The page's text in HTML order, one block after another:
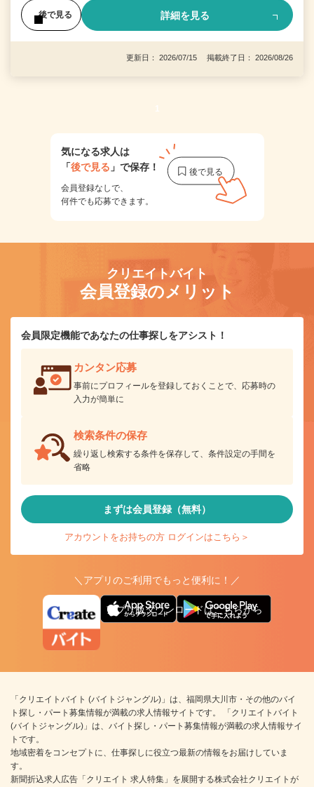
後で見る 詳細を見る
更新日： 2026/07/15 掲載終了日： 2026/08/26
1
気になる求人は
「後で見る 」で保存！
会員登録なしで、
何件でも応募できます。
クリエイトバイト
会員登録のメリット
会員限定機能であなたの仕事探しをアシスト！
カンタン応募
事前にプロフィールを登録しておくことで、応募時の
入力が簡単に
検索条件の保存
繰り返し検索する条件を保存して、条件設定の手間を
省略
まずは会員登録（無料）
アカウントをお持ちの方 ログインはこちら＞
＼アプリのご利用でもっと便利に！／
アプリ版ダウンロードはこちらから
「クリエイトバイト (バイトジャングル)」は、福岡県大川市・その他のバイ
ト探し・パート募集情報が満載の求人情報サイトです。 「クリエイトバイト
(バイトジャングル)」は、バイト探し・パート募集情報が満載の求人情報サイ
トです。
地域密着をコンセプトに、仕事探しに役立つ最新の情報をお届けしていま
す。
新聞折込求人広告「クリエイト 求人特集」を展開する株式会社クリエイトが